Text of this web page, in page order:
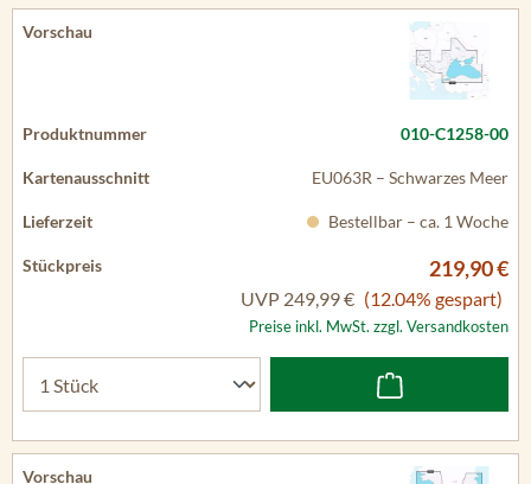
010-C1258-00
EU063R – Schwarzes Meer
Bestellbar – ca. 1 Woche
219,90 €
UVP 249,99 € (12.04% gespart)
Preise inkl. MwSt. zzgl. Versandkosten